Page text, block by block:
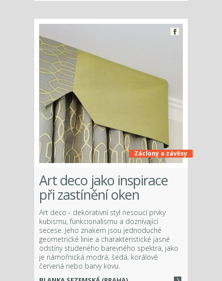
Záclony a závěsy
Art deco jako inspirace
při zastínění oken
Art deco - dekorativní styl nesoucí prvky
kubismu, funkcionalismu a doznívající
secese. Jeho znakem jsou jednoduché
geometrické linie a charakteristické jasné
odstíny studeného barevného spektra, jako
je námořnická modrá, šedá, korálově
červená nebo barvy kovu.